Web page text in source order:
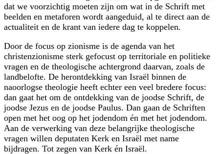
dat we voorzichtig moeten zijn om wat in de Schrift met
beelden en metaforen wordt aangeduid, al te direct aan de
actualiteit en de krant van iedere dag te koppelen.
Door de focus op zionisme is de agenda van het
christenzionisme sterk gefocust op territoriale en politieke
vragen en de theologische achtergrond daarvan, zoals de
landbelofte. De herontdekking van Israël binnen de
naoorlogse theologie heeft echter een veel bredere focus:
dan gaat het om de ontdekking van de joodse Schrift, de
joodse Jezus en de joodse Paulus. Dan gaan de Schriften
open met het oog op het jodendom én met het jodendom.
Aan de verwerking van deze belangrijke theologische
vragen willen deputaten Kerk en Israël met name
bijdragen. Tot zegen van Kerk én Israël.